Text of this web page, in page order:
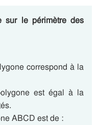
sur le périmètre des
correspond à la
est égal à la
ABCD est de :